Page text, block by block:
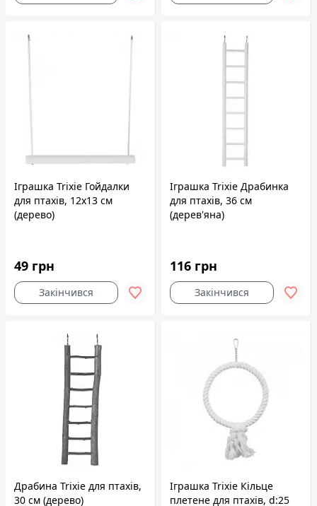
Іграшка Trixie Гойдалки
для птахів, 12x13 см
(дерево)
49 грн
Закінчився
Іграшка Trixie Драбинка
для птахів, 36 см
(дерев'яна)
116 грн
Закінчився
Драбина Trixie для птахів,
30 см (дерево)
Іграшка Trixie Кільце
плетене для птахів, d:25